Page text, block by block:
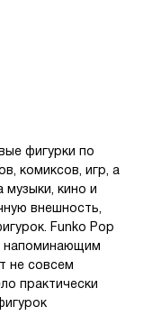
фигурки по
комиксов, игр, а
музыки, кино и
внешность,
Funko Pop
напоминающим
не совсем
практически